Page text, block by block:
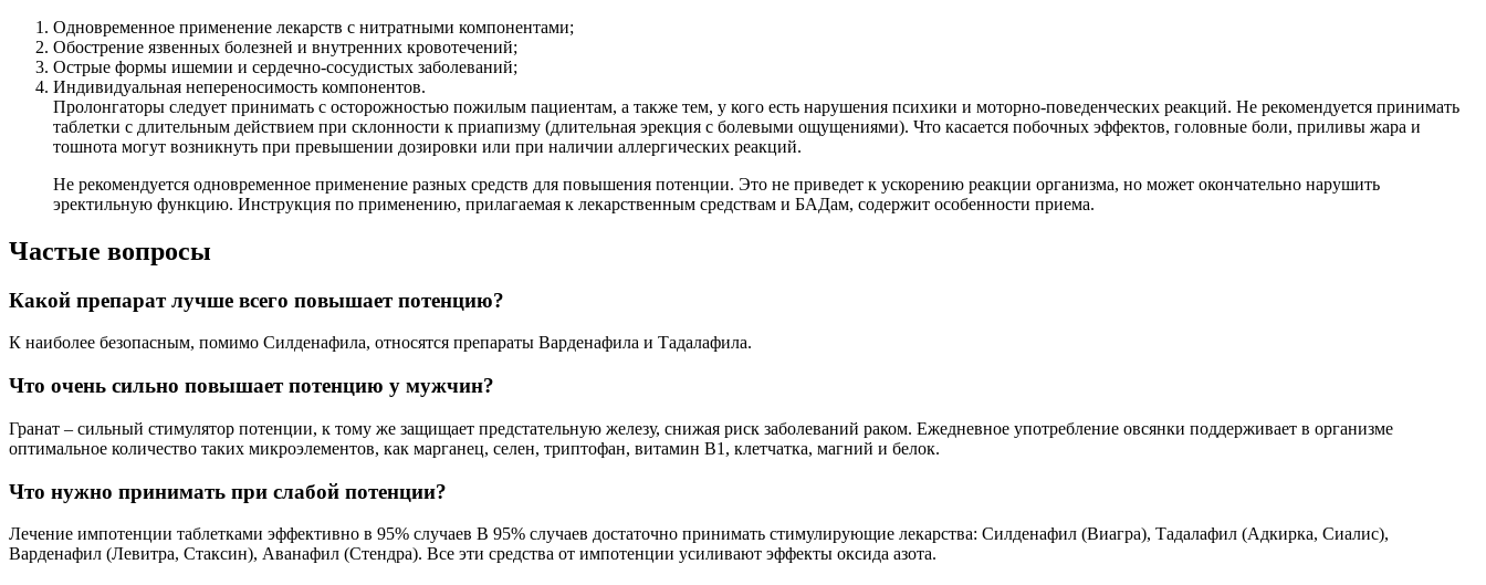
Одновременное применение лекарств с нитратными компонентами;
Обострение язвенных болезней и внутренних кровотечений;
Острые формы ишемии и сердечно-сосудистых заболеваний;
Индивидуальная непереносимость компонентов.
Пролонгаторы следует принимать с осторожностью пожилым пациентам, а также тем, у кого есть нарушения психики и моторно-поведенческих реакций. Не рекомендуется принимать
таблетки с длительным действием при склонности к приапизму (длительная эрекция с болевыми ощущениями). Что касается побочных эффектов, головные боли, приливы жара и
тошнота могут возникнуть при превышении дозировки или при наличии аллергических реакций.
Не рекомендуется одновременное применение разных средств для повышения потенции. Это не приведет к ускорению реакции организма, но может окончательно нарушить
эректильную функцию. Инструкция по применению, прилагаемая к лекарственным средствам и БАДам, содержит особенности приема.
Частые вопросы
Какой препарат лучше всего повышает потенцию?
К наиболее безопасным, помимо Силденафила, относятся препараты Варденафила и Тадалафила.
Что очень сильно повышает потенцию у мужчин?
Гранат – сильный стимулятор потенции, к тому же защищает предстательную железу, снижая риск заболеваний раком. Ежедневное употребление овсянки поддерживает в организме
оптимальное количество таких микроэлементов, как марганец, селен, триптофан, витамин В1, клетчатка, магний и белок.
Что нужно принимать при слабой потенции?
Лечение импотенции таблетками эффективно в 95% случаев В 95% случаев достаточно принимать стимулирующие лекарства: Силденафил (Виагра), Тадалафил (Адкирка, Сиалис),
Варденафил (Левитра, Стаксин), Аванафил (Стендра). Все эти средства от импотенции усиливают эффекты оксида азота.